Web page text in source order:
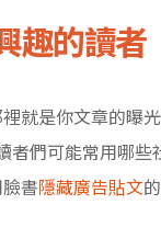
趣的讀者
就是你文章的曝光
們可能常用哪些
書隱藏廣告貼文